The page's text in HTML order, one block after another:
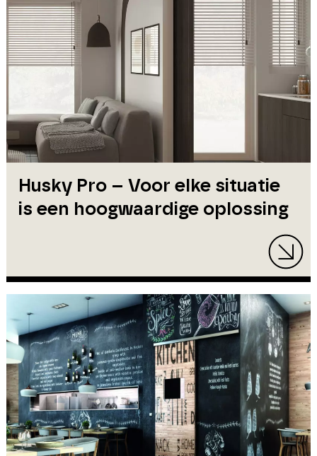
Husky Pro – Voor elke situatie
is een hoogwaardige oplossing